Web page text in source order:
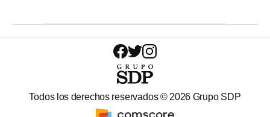
Todos los derechos reservados © 2026 Grupo SDP